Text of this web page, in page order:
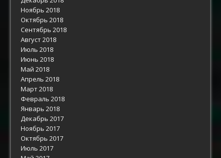
Ноябрь 2018
Октябрь 2018
Сентябрь 2018
Август 2018
Июль 2018
Июнь 2018
Май 2018
Апрель 2018
Март 2018
Февраль 2018
Январь 2018
Декабрь 2017
Ноябрь 2017
Октябрь 2017
Июль 2017